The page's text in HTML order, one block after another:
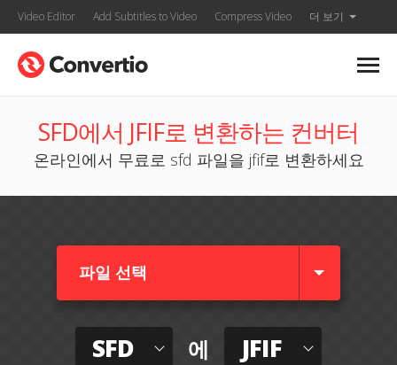
Video Editor Add Subtitles to Video Compress Video 더 보기
SFD에서 JFIF로 변환하는 컨버터
온라인에서 무료로 sfd 파일을 jfif로 변환하세요
파일 선택
SFD 에 JFIF